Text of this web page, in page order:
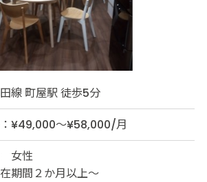
線 町屋駅 徒歩5分
¥49,000～¥58,000/月
女性
期間２か月以上～